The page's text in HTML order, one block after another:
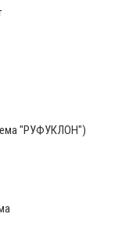
"РУФУКЛОН")